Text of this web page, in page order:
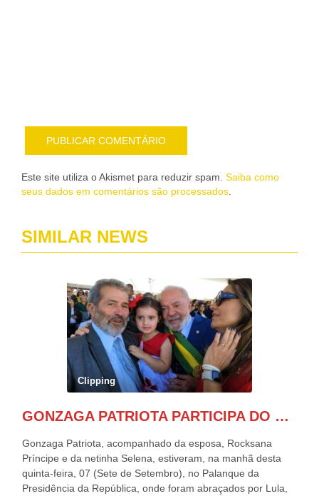
Este site utiliza o Akismet para reduzir spam. Saiba como
seus dados em comentários são processados
SIMILAR NEWS
Clipping
GONZAGA PATRIOTA PARTICIPA DO DESFILE DA INDEPENDÊNCIA NO PALANQUE DA PRESIDÊNCIA DA REPÚBLICA E É ABRAÇADO POR LULA E POR GERALDO ALCKMIN.
Gonzaga Patriota, acompanhado da esposa, Rocksana
Príncipe e da netinha Selena, estiveram, na manhã desta
quinta-feira, 07 (Sete de Setembro), no Palanque da
Presidência da República, onde foram abraçados por Lula,